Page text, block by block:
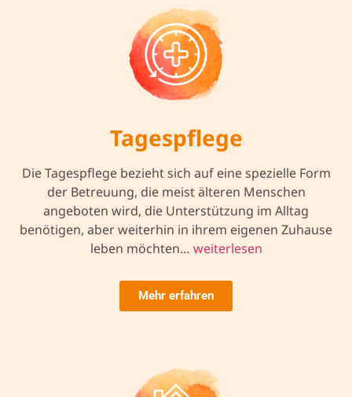
Tagespflege
Die Tagespflege bezieht sich auf eine spezielle Form
der Betreuung, die meist älteren Menschen
angeboten wird, die Unterstützung im Alltag
benötigen, aber weiterhin in ihrem eigenen Zuhause
leben möchten… weiterlesen
Mehr erfahren